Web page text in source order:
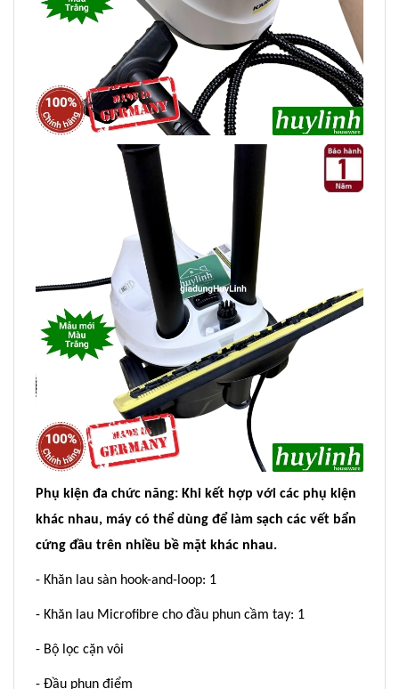
Phụ kiện đa chức năng: Khi kết hợp với các phụ kiện
khác nhau, máy có thể dùng để làm sạch các vết bẩn
cứng đầu trên nhiều bề mặt khác nhau.
- Khăn lau sàn hook-and-loop: 1
- Khăn lau Microfibre cho đầu phun cầm tay: 1
- Bộ lọc cặn vôi
- Đầu phun điểm